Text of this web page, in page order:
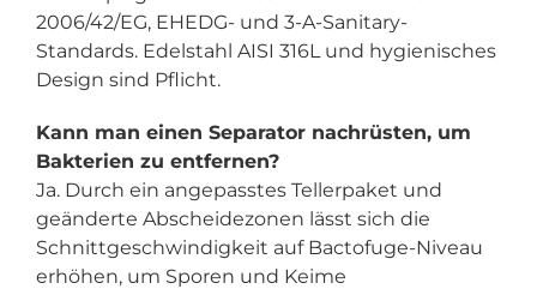
2006/42/EG, EHEDG- und 3-A-Sanitary-
Standards. Edelstahl AISI 316L und hygienisches
Design sind Pflicht.
Kann man einen Separator nachrüsten, um
Bakterien zu entfernen?
Ja. Durch ein angepasstes Tellerpaket und
geänderte Abscheidezonen lässt sich die
Schnittgeschwindigkeit auf Bactofuge-Niveau
erhöhen, um Sporen und Keime